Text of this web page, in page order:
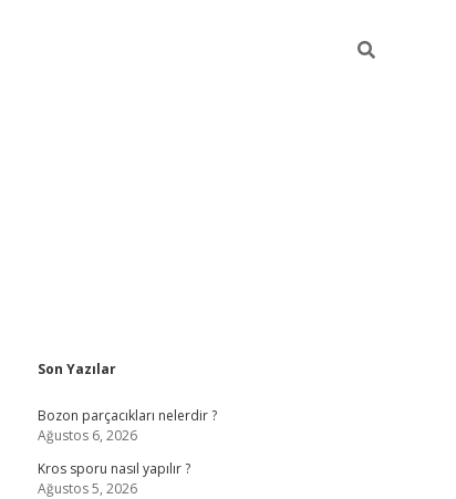
Sidebar
Son Yazılar
Bozon parçacıkları nelerdir ?
Ağustos 6, 2026
Kros sporu nasıl yapılır ?
Ağustos 5, 2026